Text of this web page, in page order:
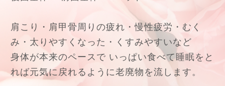
肩こり・肩甲骨周りの疲れ・慢性疲労・むく
み・太りやすくなった・くすみやすいなど
身体が本来のペースで いっぱい食べて睡眠をと
れば元気に戻れるように老廃物を流します。